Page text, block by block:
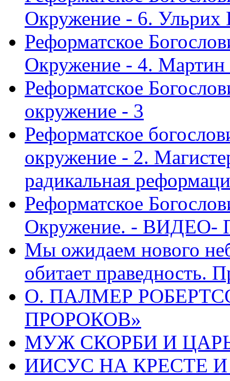
Окружение - 6. Ульрих
Реформатское
Окружение - 4.
Реформатское
окружение - 3
Реформатское
окружение - 2.
радикальная
Реформатское
Окружение. - ВИДЕО-
Мы ожидаем нового
обитает праведность.
О. ПАЛМЕР
ПРОРОКОВ»
МУЖ СКОРБИ И ЦАРЬ
ИИСУС НА КРЕСТЕ